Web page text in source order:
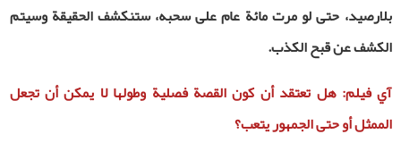
بلارصيد، حتى لو مرت مائة عام على سحبه، ستنكشف الحقيقة وسيتم
الكشف عن قبح الكذب.
آي فيلم: هل تعتقد أن كون القصة فصلية وطولها لا يمكن أن تجعل
الممثل أو حتى الجمهور يتعب؟